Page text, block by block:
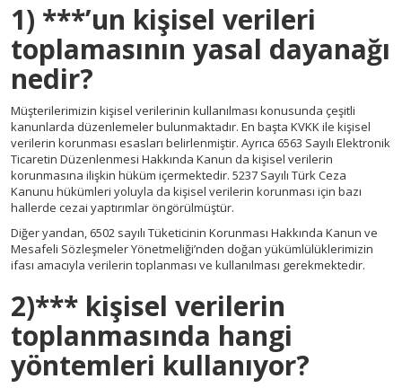
1) ***’un kişisel verileri
toplamasının yasal dayanağı
nedir?
Müşterilerimizin kişisel verilerinin kullanılması konusunda çeşitli
kanunlarda düzenlemeler bulunmaktadır. En başta KVKK ile kişisel
verilerin korunması esasları belirlenmiştir. Ayrıca 6563 Sayılı Elektronik
Ticaretin Düzenlenmesi Hakkında Kanun da kişisel verilerin
korunmasına ilişkin hüküm içermektedir. 5237 Sayılı Türk Ceza
Kanunu hükümleri yoluyla da kişisel verilerin korunması için bazı
hallerde cezai yaptırımlar öngörülmüştür.
Diğer yandan, 6502 sayılı Tüketicinin Korunması Hakkında Kanun ve
Mesafeli Sözleşmeler Yönetmeliği’nden doğan yükümlülüklerimizin
ifası amacıyla verilerin toplanması ve kullanılması gerekmektedir.
2)*** kişisel verilerin
toplanmasında hangi
yöntemleri kullanıyor?